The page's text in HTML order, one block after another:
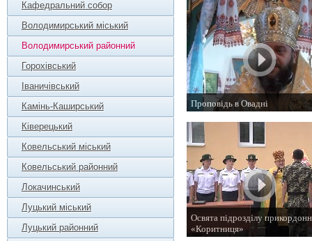
Кафедральний собор
Володимирський міський
Володимирський районний
Горохівський
Іваничівський
Камінь-Каширський
Ківерецький
Ковельський міський
Ковельський районний
Локачинський
Луцький міський
Луцький районний
Проповідь в Овадні
Освята підрозділу
«Коритниця»